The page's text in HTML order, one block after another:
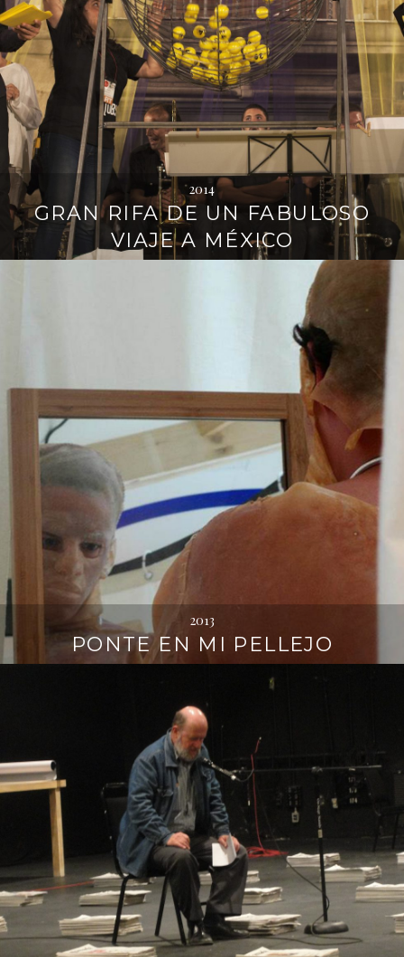
2014
GRAN RIFA DE UN FABULOSO
VIAJE A MÉXICO
2013
PONTE EN MI PELLEJO